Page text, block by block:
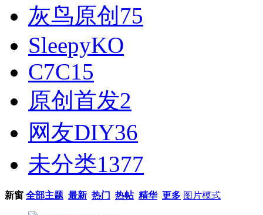
灰鸟原创75
SleepyKO
C7C15
原创首发2
网友DIY36
未分类1377
新窗 全部主题 最新 热门 热帖 精华 更多 图片模式